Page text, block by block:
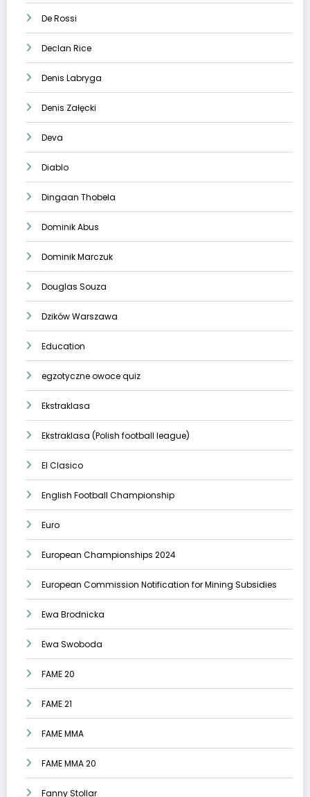
De Rossi
Declan Rice
Denis Labryga
Denis Załęcki
Deva
Diablo
Dingaan Thobela
Dominik Abus
Dominik Marczuk
Douglas Souza
Dzików Warszawa
Education
egzotyczne owoce quiz
Ekstraklasa
Ekstraklasa (Polish football league)
El Clasico
English Football Championship
Euro
European Championships 2024
European Commission Notification for Mining Subsidies
Ewa Brodnicka
Ewa Swoboda
FAME 20
FAME 21
FAME MMA
FAME MMA 20
Fanny Stollar